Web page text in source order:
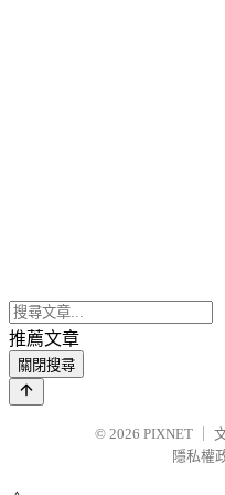
推薦文章
關閉搜尋
© 2026 PIXNET
隱私權